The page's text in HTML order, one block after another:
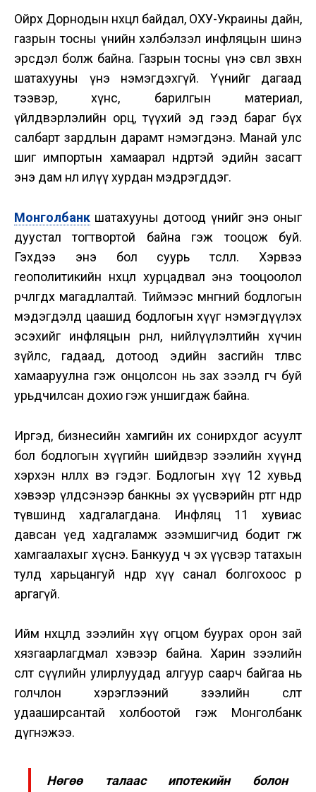
Ойрх Дорнодын нөхцөл байдал, ОХУ-Украины дайн,
газрын тосны үнийн хэлбэлзэл инфляцын шинэ
эрсдэл болж байна. Газрын тосны үнэ өсвөл зөвхөн
шатахууны үнэ нэмэгдэхгүй. Үүнийг дагаад
тээвэр, хүнс, барилгын материал,
үйлдвэрлэлийн орц, түүхий эд гээд бараг бүх
салбарт зардлын дарамт нэмэгдэнэ. Манай улс
шиг импортын хамаарал өндөртэй эдийн засагт
энэ дам нөлөө илүү хурдан мэдрэгддэг.
Монголбанк шатахууны дотоод үнийг энэ оныг
дуустал тогтвортой байна гэж тооцож буй.
Гэхдээ энэ бол суурь төсөөлөл. Хэрвээ
геополитикийн нөхцөл хурцадвал энэ тооцоолол
өөрчлөгдөх магадлалтай. Тиймээс мөнгөний бодлогын
мэдэгдэлд цаашид бодлогын хүүг нэмэгдүүлэх
эсэхийг инфляцын өрнөл, нийлүүлэлтийн хүчин
зүйлс, гадаад, дотоод эдийн засгийн төлөвөөс
хамааруулна гэж онцолсон нь зах зээлд өгч буй
урьдчилсан дохио гэж уншигдаж байна.
Иргэд, бизнесийн хамгийн их сонирхдог асуулт
бол бодлогын хүүгийн шийдвэр зээлийн хүүнд
хэрхэн нөлөөлөх вэ гэдэг. Бодлогын хүү 12 хувьд
хэвээр үлдсэнээр банкны эх үүсвэрийн өртөг өндөр
түвшинд хадгалагдана. Инфляц 11 хувиас
давсан үед хадгаламж эзэмшигчид бодит өгөөжөө
хамгаалахыг хүснэ. Банкууд ч эх үүсвэр татахын
тулд харьцангуй өндөр хүү санал болгохоос өөр
аргагүй.
Ийм нөхцөлд зээлийн хүү огцом буурах орон зай
хязгаарлагдмал хэвээр байна. Харин зээлийн
өсөлт сүүлийн улирлуудад алгуур саарч байгаа нь
голчлон хэрэглээний зээлийн өсөлт
удааширсантай холбоотой гэж Монголбанк
дүгнэжээ.
Нөгөө талаас ипотекийн болон